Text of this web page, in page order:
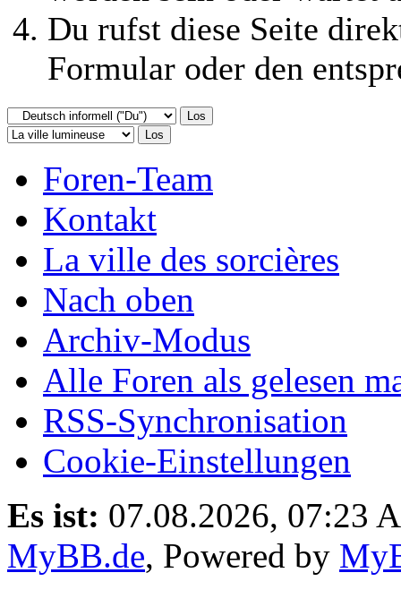
Du rufst diese Seite
Formular oder den
Foren-Team
Kontakt
La ville des sorcières
Nach oben
Archiv-Modus
Alle Foren als gelesen
RSS-Synchronisation
Cookie-Einstellungen
Es ist: 07.08.2026, 07:23
MyBB.de, Powered by